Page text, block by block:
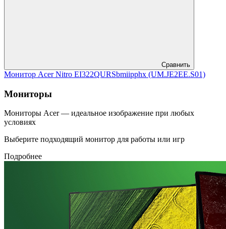
Сравнить
Монитор Acer Nitro EI322QURSbmiipphx (UM.JE2EE.S01)
Мониторы
Мониторы Acer — идеальное изображение при любых
условиях
Выберите подходящий монитор для работы или игр
Подробнее